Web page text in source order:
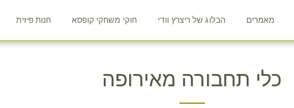
מאמרים הבלוג של ריצרץ וודי חוקי משחקי קופסא חנות פיזית
כלי תחבורה מאירופה